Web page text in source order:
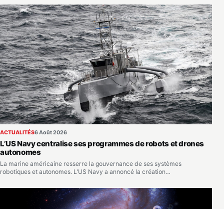
ACTUALITÉS6 Août 2026
L’US Navy centralise ses programmes de robots et drones
autonomes
La marine américaine resserre la gouvernance de ses systèmes
robotiques et autonomes. L’US Navy a annoncé la création…